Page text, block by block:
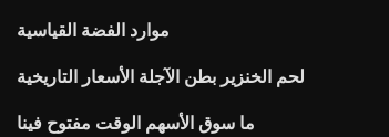
موارد الفضة القياسية
لحم الخنزير بطن الآجلة الأسعار التاريخية
ما سوق الأسهم الوقت مفتوح فينا